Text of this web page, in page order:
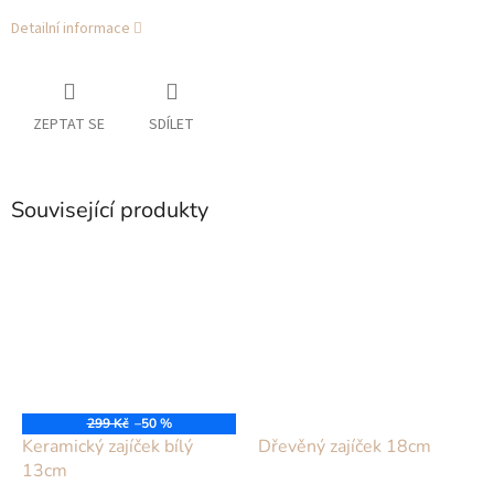
Detailní informace
ZEPTAT SE SDÍLET
Související produkty
299 Kč –50 %
Keramický zajíček bílý
13cm
Dřevěný zajíček 18cm